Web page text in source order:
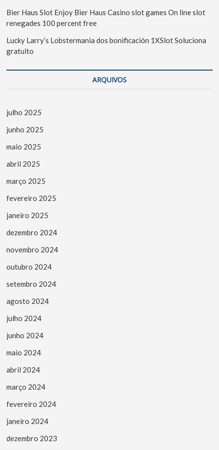
Bier Haus Slot Enjoy Bier Haus Casino slot games On line slot
renegades 100 percent free
Lucky Larry’s Lobstermania dos bonificación 1XSlot Soluciona
gratuito
ARQUIVOS
julho 2025
junho 2025
maio 2025
abril 2025
março 2025
fevereiro 2025
janeiro 2025
dezembro 2024
novembro 2024
outubro 2024
setembro 2024
agosto 2024
julho 2024
junho 2024
maio 2024
abril 2024
março 2024
fevereiro 2024
janeiro 2024
dezembro 2023